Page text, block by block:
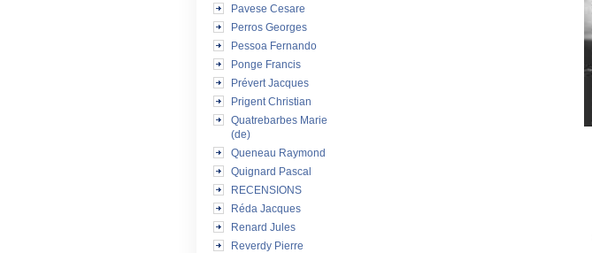
Pavese Cesare
Perros Georges
Pessoa Fernando
Ponge Francis
Prévert Jacques
Prigent Christian
Quatrebarbes Marie
(de)
Queneau Raymond
Quignard Pascal
RECENSIONS
Réda Jacques
Renard Jules
Reverdy Pierre